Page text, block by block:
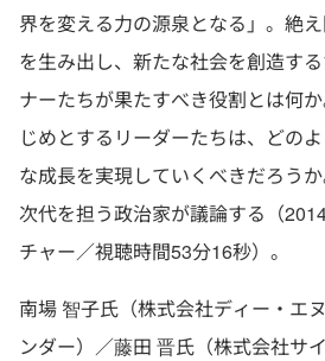
界を変える力の源泉となる」。絶
を生み出し、新たな社会を創造す
ナーたちが果たすべき役割とは何
じめとするリーダーたちは、どの
な成長を実現していくべきだろう
次代を担う政治家が議論する（
チャー／視聴時間53分16秒）。
南場 智子氏（株式会社ディー・エ
ンダー）／藤田 晋氏（株式会社サ